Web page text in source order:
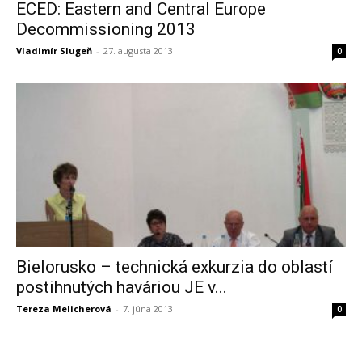
ECED: Eastern and Central Europe
Decommissioning 2013
Vladimír Slugeň - 27. augusta 2013 0
Bielorusko – technická exkurzia do oblastí
postihnutých haváriou JE v...
Tereza Melicherová - 7. júna 2013 0